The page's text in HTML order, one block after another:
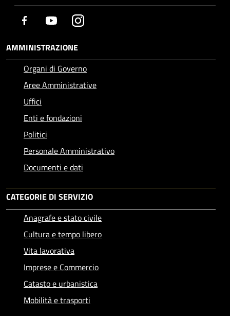
Facebook YoutubeInstagram
AMMINISTRAZIONE
Organi di Governo
Aree Amministrative
Uffici
Enti e fondazioni
Politici
Personale Amministrativo
Documenti e dati
CATEGORIE DI SERVIZIO
Anagrafe e stato civile
Cultura e tempo libero
Vita lavorativa
Imprese e Commercio
Catasto e urbanistica
Mobilità e trasporti